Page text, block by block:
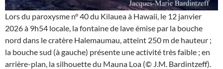
Lors du paroxysme n° 40 du Kilauea à Hawaii, le 12 janvier
2026 à 9h54 locale, la fontaine de lave émise par la bouche
nord dans le cratère Halemaumau, atteint 250 m de hauteur ;
la bouche sud (à gauche) présente une activité très faible ; en
arrière-plan, la silhouette du Mauna Loa (© J.M. Bardintzeff).